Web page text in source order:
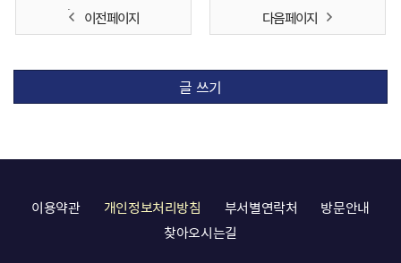
이전 페이지 다음 페이지
글 쓰기
이용약관 개인정보처리방침 부서별연락처
방문안내
찾아오시는길